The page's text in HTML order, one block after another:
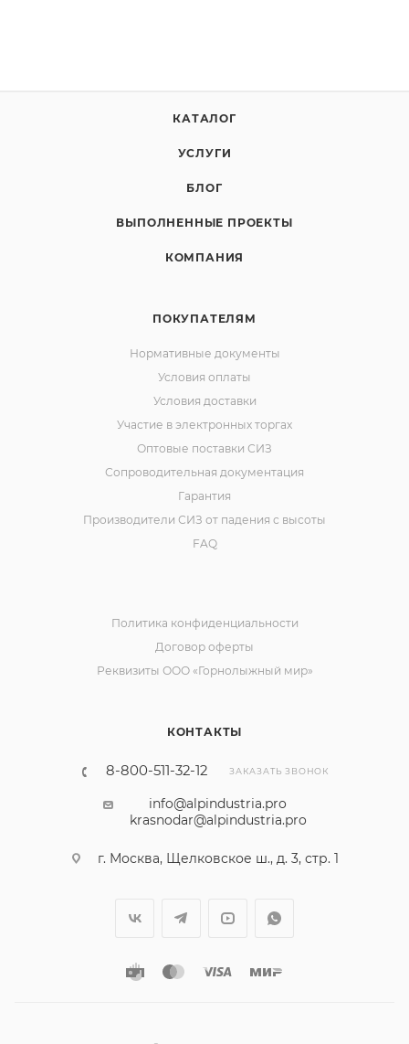
КАТАЛОГ
УСЛУГИ
БЛОГ
ВЫПОЛНЕННЫЕ ПРОЕКТЫ
КОМПАНИЯ
ПОКУПАТЕЛЯМ
Нормативные документы
Условия оплаты
Условия доставки
Участие в электронных торгах
Оптовые поставки СИЗ
Сопроводительная документация
Гарантия
Производители СИЗ от падения с высоты
FAQ
КОНТАКТЫ
8-800-511-32-12 ЗАКАЗАТЬ ЗВОНОК
info@alpindustria.pro
krasnodar@alpindustria.pro
г. Москва, Щелковское ш., д. 3, стр. 1
Политика конфиденциальности
Договор оферты
Реквизиты ООО «Горнолыжный мир»